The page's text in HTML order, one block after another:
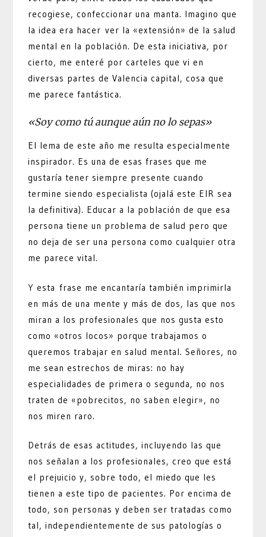
recogiese, confeccionar una manta. Imagino que
la idea era hacer ver la «extensión» de la salud
mental en la población. De esta iniciativa, por
cierto, me enteré por carteles que vi en
diversas partes de Valencia capital, cosa que
me parece fantástica.
«Soy como tú aunque aún no lo sepas»
El lema de este año me resulta especialmente
inspirador. Es una de esas frases que me
gustaría tener siempre presente cuando
termine siendo especialista (ojalá este EIR sea
la definitiva). Educar a la población de que esa
persona tiene un problema de salud pero que
no deja de ser una persona como cualquier otra
me parece vital.
Y esta frase me encantaría también imprimirla
en más de una mente y más de dos, las que nos
miran a los profesionales que nos gusta esto
como «otros locos» porque trabajamos o
queremos trabajar en salud mental. Señores, no
me sean estrechos de miras: no hay
especialidades de primera o segunda, no nos
traten de «pobrecitos, no saben elegir», no
nos miren raro.
Detrás de esas actitudes, incluyendo las que
nos señalan a los profesionales, creo que está
el prejuicio y, sobre todo, el miedo que les
tienen a este tipo de pacientes. Por encima de
todo, son personas y deben ser tratadas como
tal, independientemente de sus patologías o